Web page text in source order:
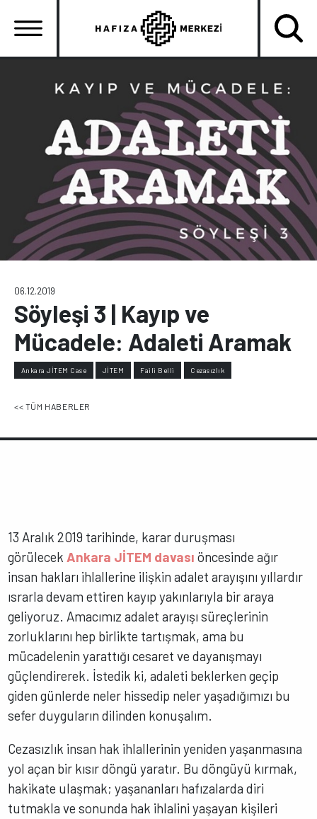
atla
06.12.2019
Söyleşi 3 | Kayıp ve
Mücadele: Adaleti Aramak
Ankara JİTEM Case JİTEM Faili Belli Cezasızlık
<< TÜM HABERLER
13 Aralık 2019 tarihinde, karar duruşması
görülecek Ankara JİTEM davası öncesinde ağır
insan hakları ihlallerine ilişkin adalet arayışını yıllardır
ısrarla devam ettiren kayıp yakınlarıyla bir araya
geliyoruz. Amacımız adalet arayışı süreçlerinin
zorluklarını hep birlikte tartışmak, ama bu
mücadelenin yarattığı cesaret ve dayanışmayı
güçlendirerek. İstedik ki, adaleti beklerken geçip
giden günlerde neler hissedip neler yaşadığımızı bu
sefer duyguların dilinden konuşalım.
Cezasızlık insan hak ihlallerinin yeniden yaşanmasına
yol açan bir kısır döngü yaratır. Bu döngüyü kırmak,
hakikate ulaşmak; yaşananları hafızalarda diri
tutmakla ve sonunda hak ihlalini yaşayan kişileri